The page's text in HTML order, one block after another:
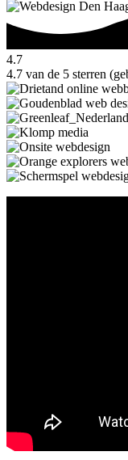
4.7
4.7 van de 5 sterren